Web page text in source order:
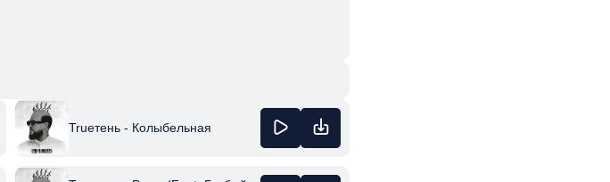
Trueтень - Колыбельная